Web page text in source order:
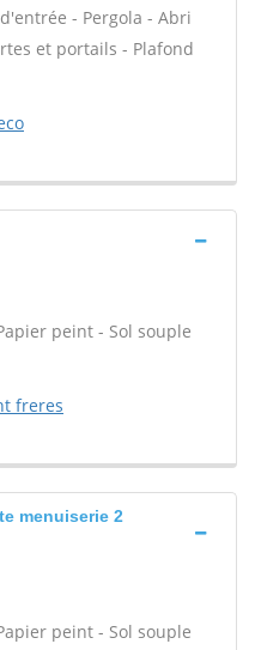
- Pergola - Abri
et portails - Plafond
peint - Sol souple
freres
menuiserie 2
peint - Sol souple